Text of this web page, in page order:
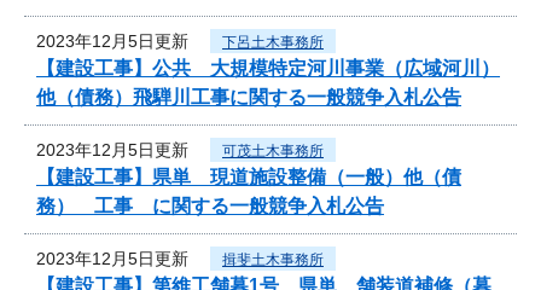
2023年12月5日更新 下呂土木事務所
【建設工事】公共 大規模特定河川事業（広域河川）
他（債務）飛騨川工事に関する一般競争入札公告
2023年12月5日更新 可茂土木事務所
【建設工事】県単 現道施設整備（一般）他（債
務） 工事 に関する一般競争入札公告
2023年12月5日更新 揖斐土木事務所
【建設工事】第維工舗暮1号 県単 舗装道補修（暮